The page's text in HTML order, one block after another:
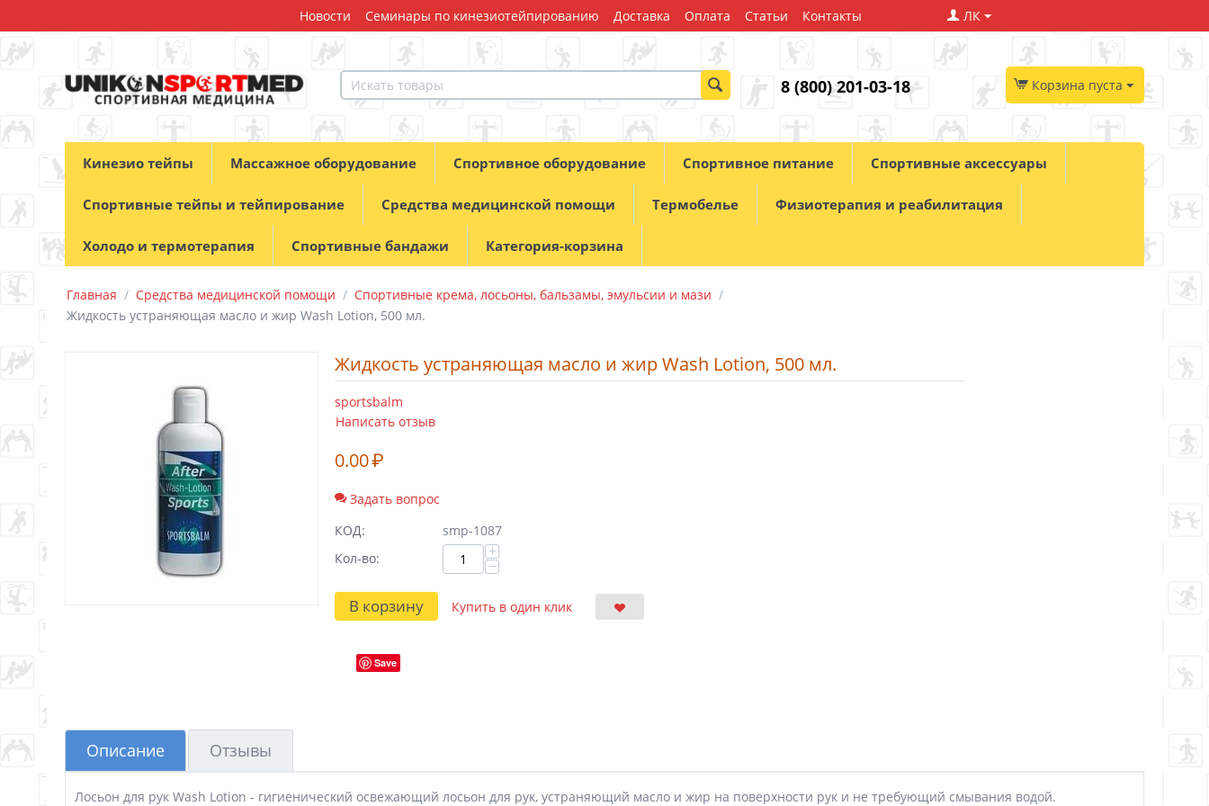
Новости Семинары по кинезиотейпированию Доставка Оплата Статьи Контакты ЛК
8 (800) 201-03-18 Корзина пуста
Кинезио тейпы Массажное оборудование Спортивное оборудование Спортивное питание Спортивные аксессуары
Спортивные тейпы и тейпирование Средства медицинской помощи Термобелье Физиотерапия и реабилитация
Холодо и термотерапия Спортивные бандажи Категория-корзина
Главная / Средства медицинской помощи / Спортивные крема, лосьоны, бальзамы, эмульсии и мази /
Жидкость устраняющая масло и жир Wash Lotion, 500 мл.
Жидкость устраняющая масло и жир Wash Lotion, 500 мл.
sportsbalm
Написать отзыв
0.00₽
Задать вопрос
КОД:
smp-1087
Кол-во:
+
−
В корзину Купить в один клик
Save
Описание Отзывы
Лосьон для рук Wash Lotion - гигиенический освежающий лосьон для рук, устраняющий масло и жир на поверхности рук и не требующий смывания водой.